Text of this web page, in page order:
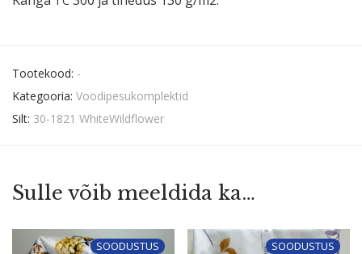
Tootekood: -
Kategooria: Voodipesukomplektid
Silt: 30-1821 WhiteWildflower
Sulle võib meeldida ka…
SOODUSTUS SOODUSTUS